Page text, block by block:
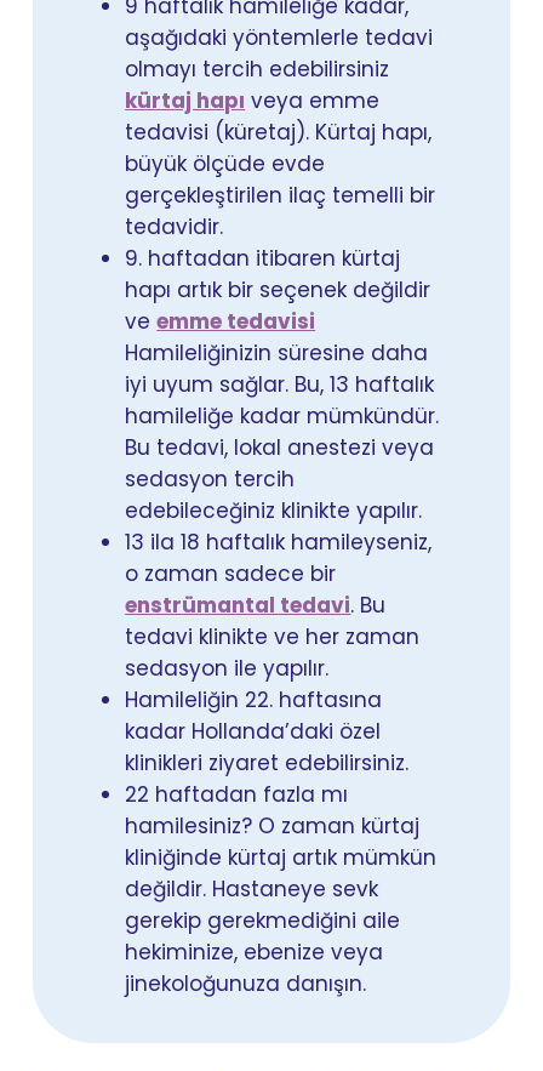
aşağıdaki yöntemlerle tedavi
olmayı tercih edebilirsiniz
kürtaj hapı veya emme
tedavisi (küretaj). Kürtaj hapı,
büyük ölçüde evde
gerçekleştirilen ilaç temelli bir
tedavidir.
9. haftadan itibaren kürtaj
hapı artık bir seçenek değildir
veemme tedavisi
Hamileliğinizin süresine daha
iyi uyum sağlar. Bu, 13 haftalık
hamileliğe kadar mümkündür.
Bu tedavi, lokal anestezi veya
sedasyon tercih
edebileceğiniz klinikte yapılır.
13 ila 18 haftalık hamileyseniz,
o zaman sadece bir
enstrümantal tedavi. Bu
tedavi klinikte ve her zaman
sedasyon ile yapılır.
Hamileliğin 22. haftasına
kadar Hollanda’daki özel
klinikleri ziyaret edebilirsiniz.
22 haftadan fazla mı
hamilesiniz? O zaman kürtaj
kliniğinde kürtaj artık mümkün
değildir. Hastaneye sevk
gerekip gerekmediğini aile
hekiminize, ebenize veya
jinekoloğunuza danışın.